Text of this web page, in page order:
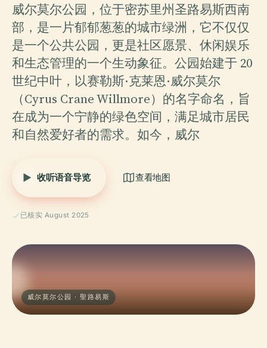
威尔莫尔公园，位于密苏里州圣路易斯西南
部，是一片郁郁葱葱的城市绿洲，它不仅仅
是一个公共公园，更是社区愿景、休闲娱乐
和生态管理的一个生动象征。公园始建于 20
世纪中叶，以赛勒斯·克莱恩·威尔莫尔
（Cyrus Crane Willmore）的名字命名，旨
在成为一个宁静的绿色空间，满足城市居民
和自然爱好者的需求。如今，威尔
收听语音导览 查看地图
已核实 August 2025
威尔莫尔公园 · 聖路易斯